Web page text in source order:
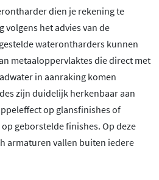
dien je rekening te
volgens het advies van de
waterontharders kunnen
metaaloppervlaktes die direct met
in aanraking komen
zijn duidelijk herkenbaar aan
op glansfinishes of
geborstelde finishes. Op deze
armaturen vallen buiten iedere